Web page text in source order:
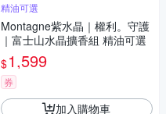
精油可選
Montagne紫水晶｜權利。守護
｜富士山水晶擴香組 精油可選
$1,599
券
加入購物車